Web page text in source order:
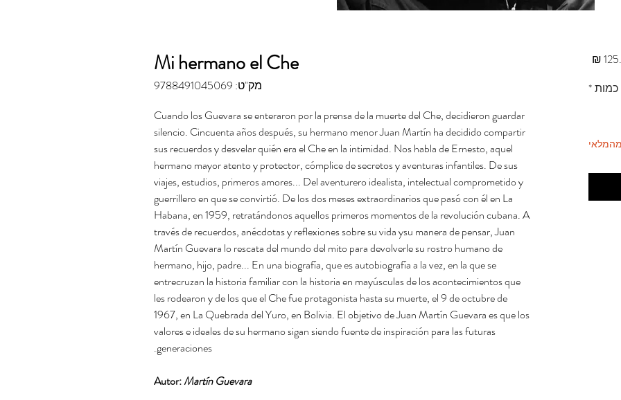
Mi hermano el Che
מק"ט: 9788491045069
Cuando los Guevara se enteraron por la prensa de la muerte del Che, decidieron guardar
silencio. Cincuenta años después, su hermano menor Juan Martín ha decidido compartir
sus recuerdos y desvelar quién era el Che en la intimidad. Nos habla de Ernesto, aquel
hermano mayor atento y protector, cómplice de secretos y aventuras infantiles. De sus
viajes, estudios, primeros amores... Del aventurero idealista, intelectual comprometido y
guerrillero en que se convirtió. De los dos meses extraordinarios que pasó con él en La
Habana, en 1959, retratándonos aquellos primeros momentos de la revolución cubana. A
través de recuerdos, anécdotas y reflexiones sobre su vida ysu manera de pensar, Juan
Martín Guevara lo rescata del mundo del mito para devolverle su rostro humano de
hermano, hijo, padre... En una biografía, que es autobiografía a la vez, en la que se
entrecruzan la historia familiar con la historia en mayúsculas de los acontecimientos que
les rodearon y de los que el Che fue protagonista hasta su muerte, el 9 de octubre de
1967, en La Quebrada del Yuro, en Bolivia. El objetivo de Juan Martín Guevara es que los
valores e ideales de su hermano sigan siendo fuente de inspiración para las futuras
generaciones.
Autor:Martín Guevara
כמות*